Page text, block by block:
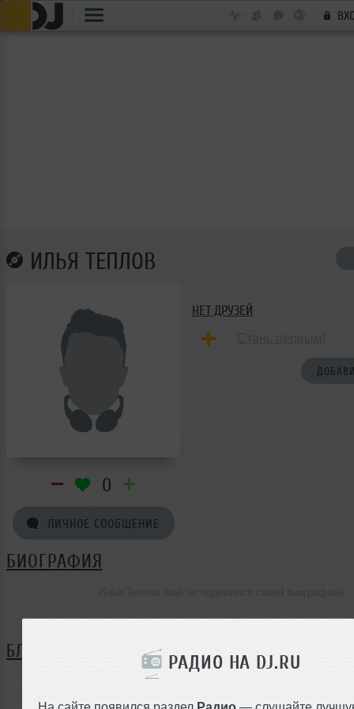
РАДИО НА DJ.RU
На сайте появился раздел Радио — слушайте
ИЛЬЯ ТЕПЛОВ
0
ЛИЧНОЕ СООБЩЕНИЕ
НЕТ ДРУЗЕЙ
БИОГРАФИЯ
БЛОГ